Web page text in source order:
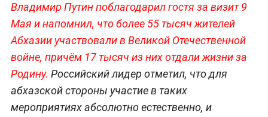
Владимир Путин поблагодарил гостя за визит 9
Мая и напомнил, что более 55 тысяч жителей
Абхазии участвовали в Великой Отечественной
войне, причём 17 тысяч из них отдали жизни за
Родину. Российский лидер отметил, что для
абхазской стороны участие в таких
мероприятиях абсолютно естественно, и